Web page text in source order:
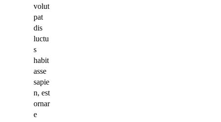
volut
pat
dis
luctu
s
habit
asse
sapie
n, est
ornar
e